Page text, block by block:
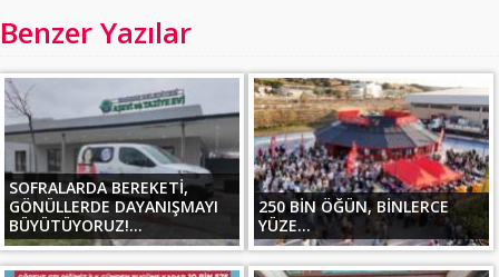
Benzer Yazılar
SOFRALARDA BEREKETİ,
GÖNÜLLERDE DAYANIŞMAYI
BÜYÜTÜYORUZ!...
250 BİN ÖĞÜN, BİNLERCE
YÜZE...